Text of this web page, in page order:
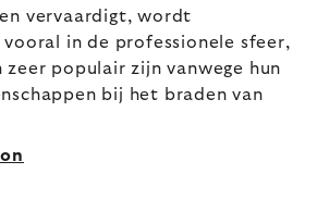
vervaardigt, wordt
in de professionele sfeer,
zeer populair zijn vanwege hun
bij het braden van